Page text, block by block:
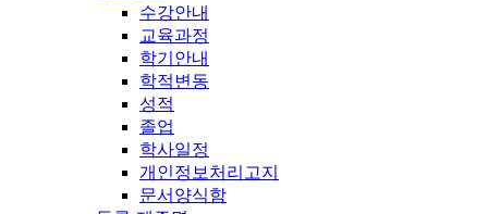
수강안내
교육과정
학기안내
학적변동
성적
졸업
학사일정
개인정보처리고지
문서양식함